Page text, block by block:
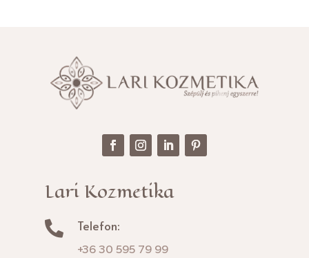
Lari Kozmetika
 Telefon:
+36 30 595 79 99